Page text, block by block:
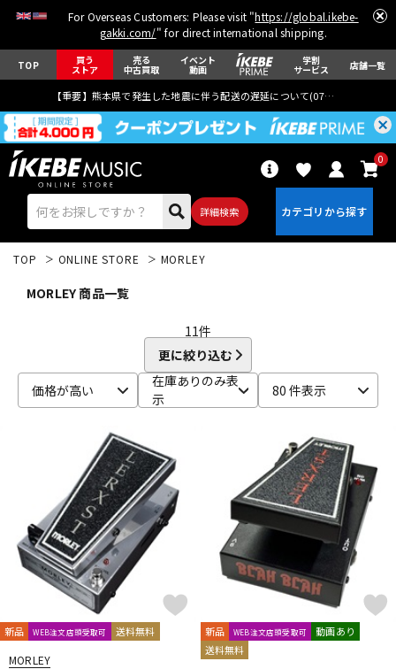
For Overseas Customers: Please visit "https://global.ikebe-
gakki.com/" for direct international shipping.
TOP 買う
ストア
売る
中古買取
イベント
動画
学割
サービス 店舗一覧
【重要】熊本県で発生した地震に伴う配送の遅延について(07月29日
詳細検索
0
ドラム パーカッション
キーボード
管楽器
TOP ONLINE STORE MORLEY
MORLEY 商品一覧
11件
更に絞り込む
価格が高い
在庫ありのみ表
示
80 件表示
新品 WEB注文店頭受取可 送料無料
MORLEY
新品 WEB注文店頭受取可
動画あり
送料無料